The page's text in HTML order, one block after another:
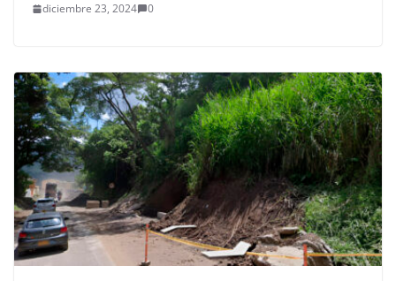
diciembre 23, 2024 0